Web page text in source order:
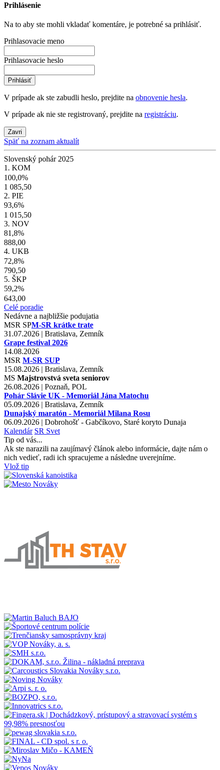
Prihlásenie
Na to aby ste mohli vkladať komentáre, je potrebné sa prihlásiť.
Prihlasovacie meno
Prihlasovacie heslo
Prihlásiť
V prípade ak ste zabudli heslo, prejdite na obnovenie hesla.
V prípade ak nie ste registrovaný, prejdite na registráciu.
Zavri
Späť na zoznam aktualít
Slovenský pohár 2025
1. KOM
100,0%
1 085,50
2. PIE
93,6%
1 015,50
3. NOV
81,8%
888,00
4. UKB
72,8%
790,50
5. ŠKP
59,2%
643,00
Celé poradie
Nedávne a najbližšie podujatia
MSR SPM-SR krátke trate
31.07.2026 | Bratislava, Zemník
Grape festival 2026
14.08.2026
MSR M-SR SUP
15.08.2026 | Bratislava, Zemník
MS Majstrovstvá sveta seniorov
26.08.2026 | Poznaň, POL
Pohár Slávie UK - Memoriál Jána Matochu
05.09.2026 | Bratislava, Zemník
Dunajský maratón - Memoriál Milana Rosu
06.09.2026 | Dobrohošť - Gabčíkovo, Staré koryto Dunaja
Kalendár SR Svet
Tip od vás...
Ak ste narazili na zaujímavý článok alebo informácie, dajte nám o
nich vedieť, radi ich spracujeme a následne uverejníme.
Vlož tip